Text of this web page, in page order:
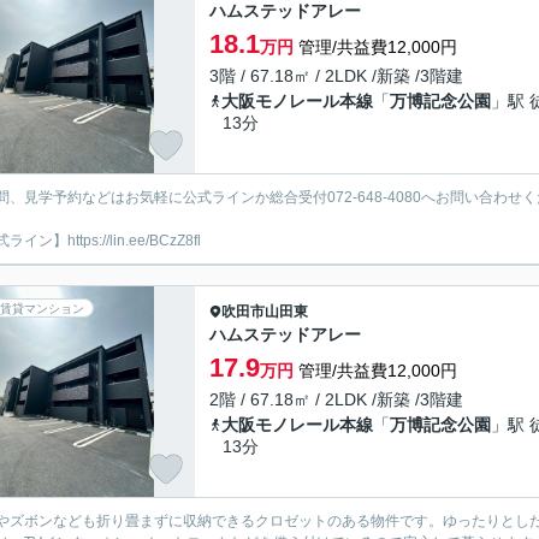
ハムステッドアレー
18.1万円 管理/共益費12,000円
3階 / 67.18㎡ / 2LDK /新築 /3階建
大阪モノレール本線 「万博記念公園 」駅
13分
、見学予約などはお気軽に公式ラインか総合受付072-648-4080へお問い合わせ
ライン】https://lin.ee/BCzZ8fl
賃貸マンション 吹田市山田東
ハムステッドアレー
17.9万円 管理/共益費12,000円
2階 / 67.18㎡ / 2LDK /新築 /3階建
大阪モノレール本線 「万博記念公園 」駅
13分
ズボンなども折り畳まずに収納できるクロゼットのある物件です。ゆったりと